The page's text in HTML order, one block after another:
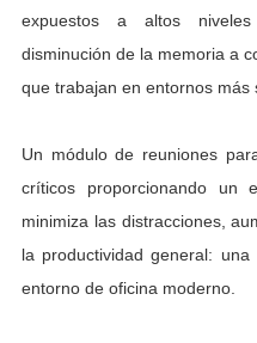
expuestos a altos
disminución de la memoria a
que trabajan en entornos más
Un módulo de reuniones
críticos proporcionando un
minimiza las distracciones,
la productividad general:
entorno de oficina moderno.